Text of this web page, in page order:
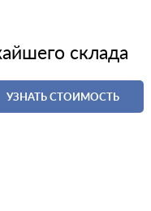
склада
УЗНАТЬ СТОИМОСТЬ